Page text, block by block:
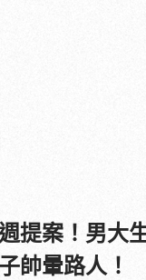
提案！男大
帥暈路人！